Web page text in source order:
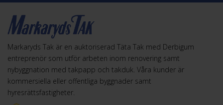
Markaryds Tak är en auktoriserad Täta Tak med Derbigum
entreprenör som utför arbeten inom renovering samt
nybyggnation med takpapp och takduk. Våra kunder är
kommersiella eller offentliga byggnader samt
hyresrättsfastigheter.